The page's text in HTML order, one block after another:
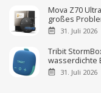
Mova Z70
großes
31. Juli 2026
Tribit
wasserdichte
31. Juli 2026